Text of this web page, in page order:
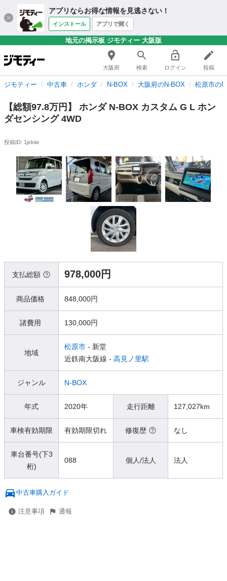
アプリならお得な情報を見逃さない！
インストール アプリで開く
地元の掲示板 ジモティー 大阪版
大阪府 検索 ログイン 投稿
ジモティー 中古車 ホンダ N-BOX 大阪府のN-BOX 松原市の
【総額97.8万円】 ホンダ N-BOX カスタム G L ホン
ダセンシング 4WD
投稿ID: 1jxkiw
支払総額 978,000円
商品価格 848,000円
諸費用 130,000円
地域
松原市 - 新堂
近鉄南大阪線 - 高見ノ里駅
ジャンル N-BOX
年式 2020年 走行距離 127,027km
車検有効期限 有効期限切れ 修復歴 なし
車台番号(下3
桁)
088 個人/法人 法人
中古車購入ガイド
注意事項 通報